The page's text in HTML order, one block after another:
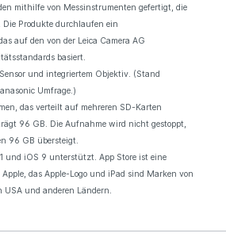
mithilfe von Messinstrumenten gefertigt, die
Produkte durchlaufen ein
auf den von der Leica Camera AG
basiert.
und integriertem Objektiv. (Stand
Umfrage.)
das verteilt auf mehreren SD-Karten
96 GB. Die Aufnahme wird nicht gestoppt,
96 GB übersteigt.
und iOS 9 unterstützt. App Store ist eine
das Apple-Logo und iPad sind Marken von
USA und anderen Ländern.